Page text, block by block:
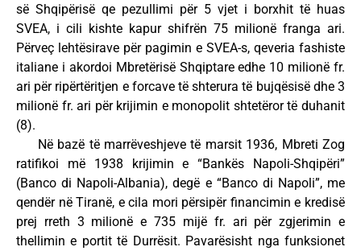
së Shqipërisë qe pezullimi për 5 vjet i borxhit të huas
SVEA, i cili kishte kapur shifrën 75 milionë franga ari.
Përveç lehtësirave për pagimin e SVEA-s, qeveria fashiste
italiane i akordoi Mbretërisë Shqiptare edhe 10 milionë fr.
ari për ripërtëritjen e forcave të shterura të bujqësisë dhe 3
milionë fr. ari për krijimin e monopolit shtetëror të duhanit
(8).
Në bazë të marrëveshjeve të marsit 1936, Mbreti Zog
ratifikoi më 1938 krijimin e “Bankës Napoli-Shqipëri”
(Banco di Napoli-Albania), degë e “Banco di Napoli”, me
qendër në Tiranë, e cila mori përsipër financimin e kredisë
prej rreth 3 milionë e 735 mijë fr. ari për zgjerimin e
thellimin e portit të Durrësit. Pavarësisht nga funksionet